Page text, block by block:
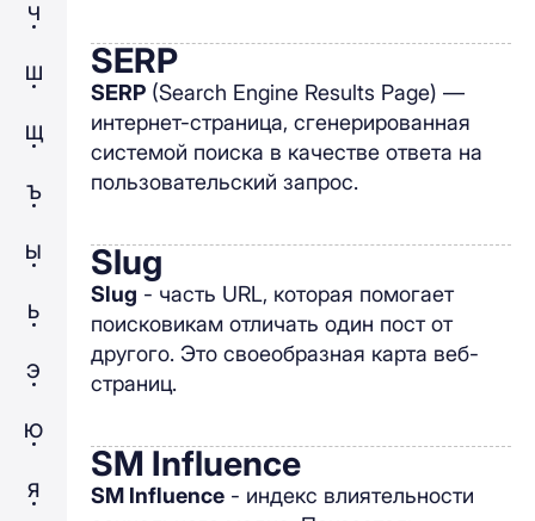
Ч
Ш
Щ
Ъ
Ы
Ь
Э
Ю
Я
SERP
SERP (Search Engine Results Page) —
интернет-страница, сгенерированная
системой поиска в качестве ответа на
пользовательский запрос.
Slug
Slug - часть URL, которая помогает
поисковикам отличать один пост от
другого. Это своеобразная карта веб-
страниц.
SM Influence
SM Influence - индекс влиятельности